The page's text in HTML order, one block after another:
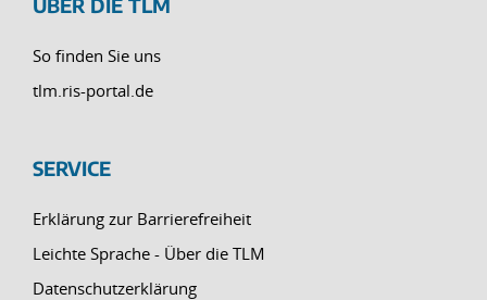
So finden Sie uns
tlm.ris-portal.de
SERVICE
Erklärung zur Barrierefreiheit
Leichte Sprache - Über die TLM
Datenschutzerklärung